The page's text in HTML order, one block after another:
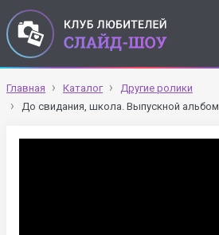
Главная Каталог
Другие ролики
До свидания, школа. Выпускной альбом